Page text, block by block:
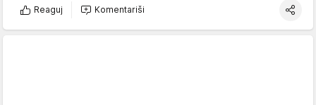
Reaguj Komentariši